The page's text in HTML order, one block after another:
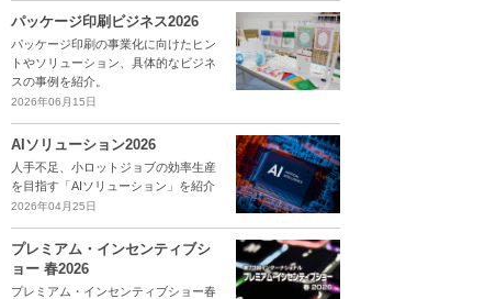
パッケージ印刷ビジネス2026
パッケージ印刷の事業化に向けたヒン
トやソリューション、具体的なビジネ
スの事例を紹介。
2026年06月15日
AIソリューション2026
人手不足、小ロットジョブの効率生産
を目指す「AIソリューション」を紹介
2026年04月25日
プレミアム・インセンティブシ
ョー 春2026
プレミアム・インセンティブショー春